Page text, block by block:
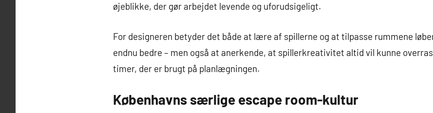
øjeblikke, der gør arbejdet levende og uforudsigeligt.
For designeren betyder det både at lære af spillerne og at tilpasse rummene
endnu bedre – men også at anerkende, at spillerkreativitet altid vil kunne
timer, der er brugt på planlægningen.
Københavns særlige escape room-kultur